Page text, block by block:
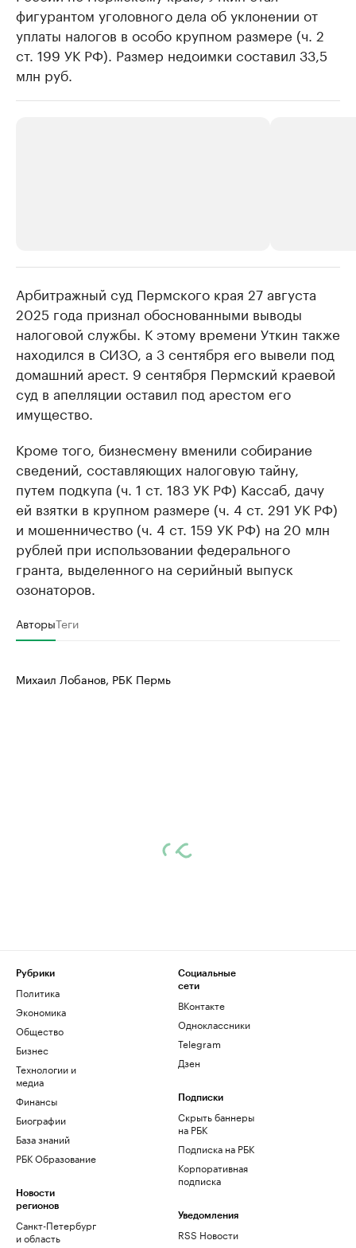
фигурантом уголовного дела об уклонении от
уплаты налогов в особо крупном размере (ч. 2
ст. 199 УК РФ). Размер недоимки составил 33,5
млн руб.
РБК Компании
Крупнейшие производители и
продавцы медийной продукции
Ознакомьтесь с информацией в каталоге
Страховые
Посмотрите в
Арбитражный суд Пермского края 27 августа
2025 года признал обоснованными выводы
налоговой службы. К этому времени Уткин также
находился в СИЗО, а 3 сентября его вывели под
домашний арест. 9 сентября Пермский краевой
суд в апелляции оставил под арестом его
имущество.
Кроме того, бизнесмену вменили собирание
сведений, составляющих налоговую тайну,
путем подкупа (ч. 1 ст. 183 УК РФ) Кассаб, дачу
ей взятки в крупном размере (ч. 4 ст. 291 УК РФ)
и мошенничество (ч. 4 ст. 159 УК РФ) на 20 млн
рублей при использовании федерального
гранта, выделенного на серийный выпуск
озонаторов.
АвторыТеги
Михаил Лобанов, РБК Пермь
Рубрики
Политика
Экономика
Общество
Бизнес
Технологии и
медиа
Финансы
Биографии
База знаний
РБК Образование
Новости
регионов
Санкт-Петербург
и область
Социальные
сети
ВКонтакте
Одноклассники
Telegram
Дзен
Подписки
Скрыть баннеры
на РБК
Подписка на РБК
Корпоративная
подписка
Уведомления
RSS Новости